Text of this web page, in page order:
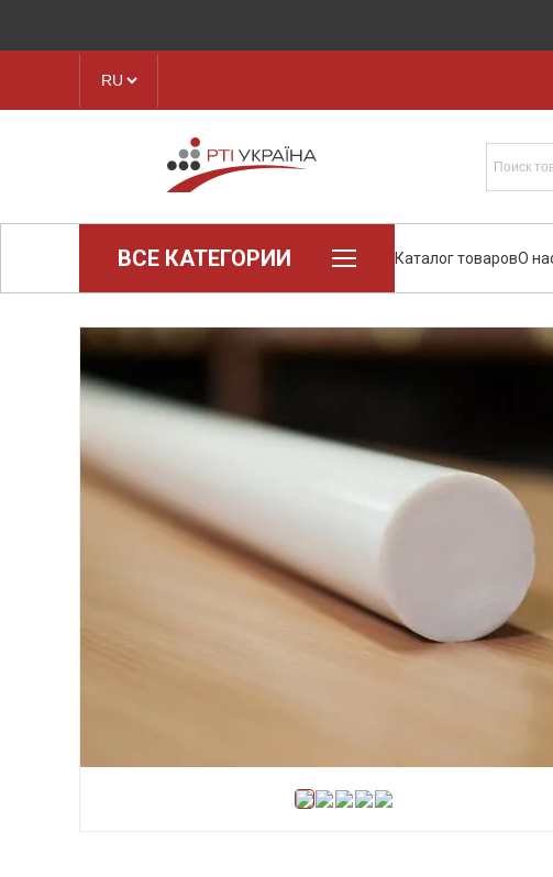
ВСЕ КАТЕГОРИИ
Паронит
Конструкционные пластики и
полимеры
Ленты транспортерные
Рукава, шланги
Хомуты и БРСМ соединения
Набивки сальниковые
Композитные материалы Resimac
Парафиновая эмульсия
Каталог товаровО